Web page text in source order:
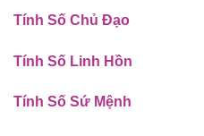
Tính Số Chủ Đạo
Tính Số Linh Hồn
Tính Số Sứ Mệnh